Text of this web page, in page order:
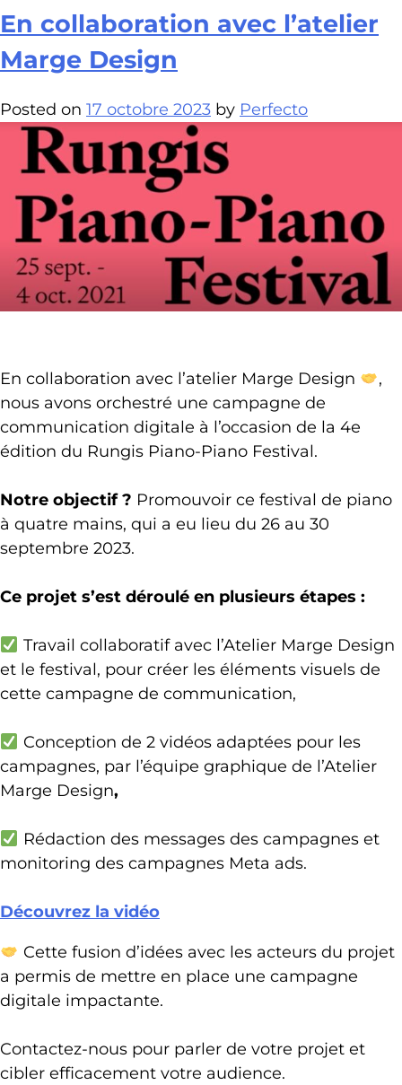
En collaboration avec l’atelier
Marge Design
Posted on 17 octobre 2023 by Perfecto
En collaboration avec l’atelier Marge Design
,
nous avons orchestré une campagne de
communication digitale à l’occasion de la 4e
édition du Rungis Piano-Piano Festival.
Notre objectif ? Promouvoir ce festival de piano
à quatre mains, qui a eu lieu du 26 au 30
septembre 2023.
Ce projet s’est déroulé en plusieurs étapes :
Travail collaboratif avec l’Atelier Marge Design
et le festival, pour créer les éléments visuels de
cette campagne de communication,
Conception de 2 vidéos adaptées pour les
campagnes, par l’équipe graphique de l’Atelier
Marge Design,
Rédaction des messages des campagnes et
monitoring des campagnes Meta ads.
Découvrez la vidéo
Cette fusion d’idées avec les acteurs du projet
a permis de mettre en place une campagne
digitale impactante.
Contactez-nous pour parler de votre projet et
cibler efficacement votre audience.